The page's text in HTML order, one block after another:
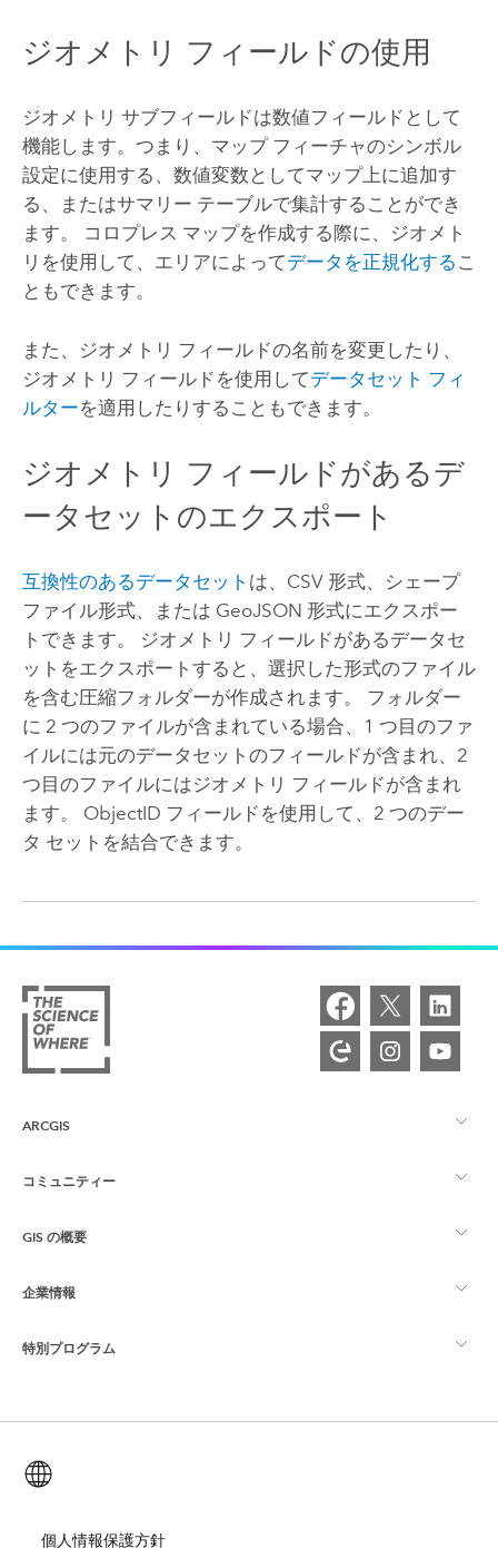
ジオメトリ フィールドの使用
ジオメトリ サブフィールドは数値フィールドとして
機能します。つまり、マップ フィーチャのシンボル
設定に使用する、数値変数としてマップ上に追加す
る、またはサマリー テーブルで集計することができ
ます。 コロプレス マップを作成する際に、ジオメト
リを使用して、エリアによってデータを正規化する こ
ともできます。
また、ジオメトリ フィールドの名前を変更したり、
ジオメトリ フィールドを使用してデータセット フィ
ルターを適用したりすることもできます。
ジオメトリ フィールドがあるデ
ータセットのエクスポート
互換性のあるデータセット は、CSV 形式、シェープ
ファイル形式、または GeoJSON 形式にエクスポー
トできます。 ジオメトリ フィールドがあるデータセ
ットをエクスポートすると、選択した形式のファイル
を含む圧縮フォルダーが作成されます。 フォルダー
に 2 つのファイルが含まれている場合、1 つ目のファ
イルには元のデータセットのフィールドが含まれ、2
つ目のファイルにはジオメトリ フィールドが含まれ
ます。 ObjectID フィールドを使用して、2 つのデー
タ セットを結合できます。
ARCGIS
ArcGIS の概要
マッピング
コミュニティー
Esri Community
ArcGIS ブログ
Esri Young Professionals Network
GIS の概要
GIS とは
ロケーション インテリジェンス
トレーニング
ArcUser
企業情報
Esri について
採用情報
オープンビジョン
特別プログラム
ArcGIS for Student Use
自然保護
個人情報保護方針